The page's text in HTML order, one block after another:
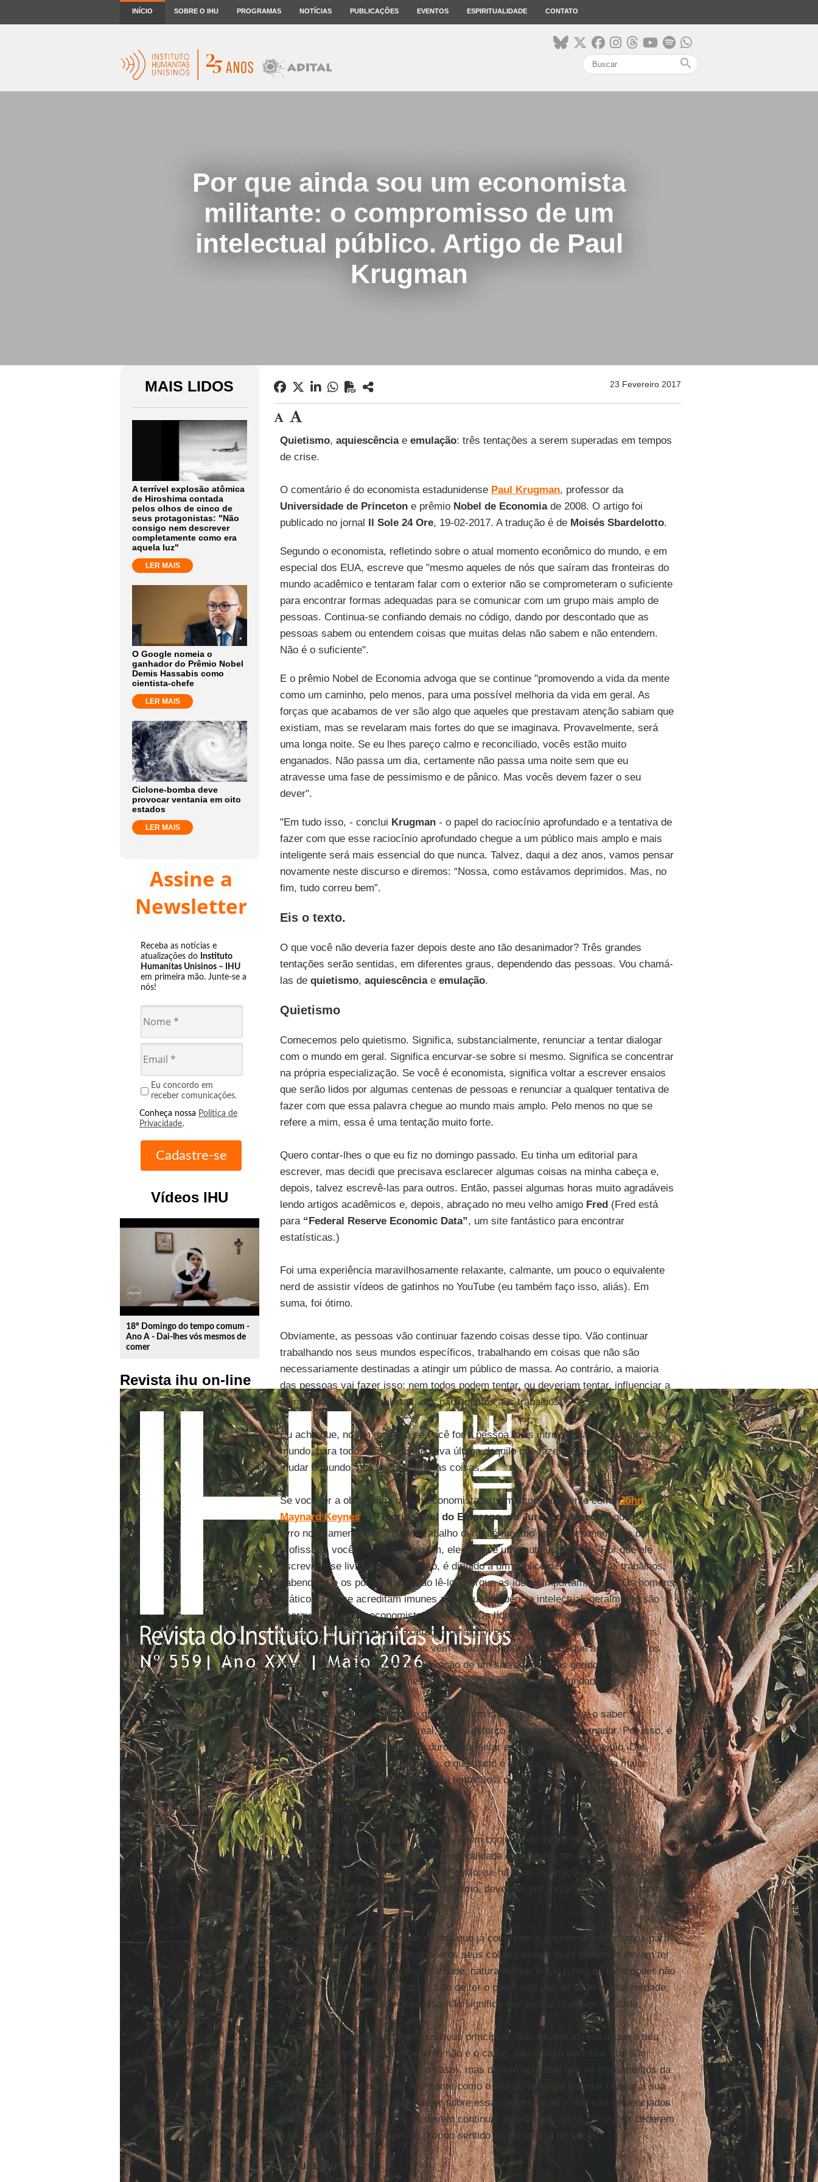
INÍCIO SOBRE O IHU PROGRAMAS NOTÍCIAS PUBLICAÇÕES EVENTOS ESPIRITUALIDADE CONTATO
search
Por que ainda sou um economista
militante: o compromisso de um
intelectual público. Artigo de Paul
Krugman
MAIS LIDOS
A terrível explosão atômica
de Hiroshima contada
pelos olhos de cinco de
seus protagonistas: "Não
consigo nem descrever
completamente como era
aquela luz"
LER MAIS
O Google nomeia o
ganhador do Prêmio Nobel
Demis Hassabis como
cientista-chefe
LER MAIS
Ciclone-bomba deve
provocar ventania em oito
estados
LER MAIS
Assine a
Newsletter
Receba as notícias e
atualizações do Instituto
Humanitas Unisinos – IHU
em primeira mão. Junte-se a
nós!
Eu concordo em
receber comunicações.
Conheça nossa Política de
Privacidade.
Vídeos IHU
play_circle_outline
18º Domingo do tempo comum -
Ano A - Dai-lhes vós mesmos de
comer
Revista ihu on-line
23 Fevereiro 2017
Quietismo, aquiescênciae emulação: três tentações a serem superadas em tempos
de crise.
O comentário é do economista estadunidense Paul Krugman, professor da
Universidade de Princetone prêmio Nobel de Economiade 2008. O artigo foi
publicado no jornal Il Sole 24 Ore, 19-02-2017. A tradução é de Moisés Sbardelotto.
Segundo o economista, refletindo sobre o atual momento econômico do mundo, e em
especial dos EUA, escreve que "mesmo aqueles de nós que saíram das fronteiras do
mundo acadêmico e tentaram falar com o exterior não se comprometeram o suficiente
para encontrar formas adequadas para se comunicar com um grupo mais amplo de
pessoas. Continua-se confiando demais no código, dando por descontado que as
pessoas sabem ou entendem coisas que muitas delas não sabem e não entendem.
Não é o suficiente".
E o prêmio Nobel de Economia advoga que se continue "promovendo a vida da mente
como um caminho, pelo menos, para uma possível melhoria da vida em geral. As
forças que acabamos de ver são algo que aqueles que prestavam atenção sabiam que
existiam, mas se revelaram mais fortes do que se imaginava. Provavelmente, será
uma longa noite. Se eu lhes pareço calmo e reconciliado, vocês estão muito
enganados. Não passa um dia, certamente não passa uma noite sem que eu
atravesse uma fase de pessimismo e de pânico. Mas vocês devem fazer o seu
dever".
"Em tudo isso, - conclui Krugman- o papel do raciocínio aprofundado e a tentativa de
fazer com que esse raciocínio aprofundado chegue a um público mais amplo e mais
inteligente será mais essencial do que nunca. Talvez, daqui a dez anos, vamos pensar
novamente neste discurso e diremos: “Nossa, como estávamos deprimidos. Mas, no
fim, tudo correu bem”.
Eis o texto.
O que você não deveria fazer depois deste ano tão desanimador? Três grandes
tentações serão sentidas, em diferentes graus, dependendo das pessoas. Vou chamá-
las de quietismo, aquiescênciae emulação.
Quietismo
Comecemos pelo quietismo. Significa, substancialmente, renunciar a tentar dialogar
com o mundo em geral. Significa encurvar-se sobre si mesmo. Significa se concentrar
na própria especialização. Se você é economista, significa voltar a escrever ensaios
que serão lidos por algumas centenas de pessoas e renunciar a qualquer tentativa de
fazer com que essa palavra chegue ao mundo mais amplo. Pelo menos no que se
refere a mim, essa é uma tentação muito forte.
Quero contar-lhes o que eu fiz no domingo passado. Eu tinha um editorial para
escrever, mas decidi que precisava esclarecer algumas coisas na minha cabeça e,
depois, talvez escrevê-las para outros. Então, passei algumas horas muito agradáveis
lendo artigos acadêmicos e, depois, abraçado no meu velho amigo Fred(Fred está
para “Federal Reserve Economic Data”, um site fantástico para encontrar
estatísticas.)
Foi uma experiência maravilhosamente relaxante, calmante, um pouco o equivalente
nerd de assistir vídeos de gatinhos no YouTube (eu também faço isso, aliás). Em
suma, foi ótimo.
Obviamente, as pessoas vão continuar fazendo coisas desse tipo. Vão continuar
trabalhando nos seus mundos específicos, trabalhando em coisas que não são
necessariamente destinadas a atingir um público de massa. Ao contrário, a maioria
das pessoas vai fazer isso: nem todos podem tentar, ou deveriam tentar, influenciar a
opinião dos não especialistas, dos não adeptos aos trabalhos.
Eu acho que, no fim, mesmo se você for a pessoa mais introvertida e acadêmica do
mundo, para todos nós, a justificativa última daquilo que fazemos é fazer algo que vai
mudar o mundo, que vai melhorar as coisas.
Se você ler a obra-prima de um economista extremamente influente comoJohn
Maynard Keynes, a“Teoria Geral do Emprego, do Juro e da Moeda”, que é um
livro notoriamente difícil (é um trabalho duro até mesmo para os economistas de
profissão), você vai ver que, no fim, ele fornece uma autojustificação. Por que ele
escreve esse livro que, com efeito, é dirigido a um público de adeptos aos trabalhos,
sabendo que os políticos não vão lê-lo? Porque as ideias importam, dizia. “Os homens
práticos, que se acreditam imunes a qualquer influência intelectual, geralmente são
escravos de algum economista já falecido. Os líderes loucos, que ouvem vozes
vindas do ar, destilam sua exaltação de algum escrevinhador acadêmico de alguns
anos atrás.” Em suma, as ideias vêm e vão pelo mundo. Mas o que acontece se os
líderes loucos destilam a sua exaltação de um site de mentiras gerido por São
Petersburgo? Qual o papel, nesse caso, para o raciocínio aprofundado?
Bem, a menos que se acredite que existe um canal que permite que o saber
acadêmico penetre no mundo real, todo o esforço é bastante desanimador. Por isso, é
o caso de continuar trabalhando duro para tentar estabelecer essa conexão. Das
várias coisas que eu estou falando, o quietismo é a tentação que exerce a maior
atração em mim: mas também é uma tentação à qual eu não quero ceder.
Aquiescência
Vocês já estão vendo, não é mesmo? Se um conjunto de ideias têm sucesso
politicamente, isso significa que alguma validade elas devem ter. Há alguns
intelectuais que são centristas de profissão: se há duas inclinações, a verdade deve
estar sempre no meio; e, se há extremismo, deve ser, por força, igualmente extremo,
independentemente do contexto.
Vocês certamente estão vendo muitos que já começam a encontrar subterfúgios para
defender que o presidente [Trump] e os seus colaboradores mais próximos devem ter
alguma razão. O problema dessa atitude, naturalmente, é que o fato de ter o poder não
torna certo aquilo que você diz, o fato de ter o poder não decide onde está a verdade.
Só porque algo funcionou bem, isso não significa que possui qualquer validade.
Vocês devem aferrar com força os seus princípios. Não devem acreditar que o seu
lado está sempre certo (certamente não é o caso), não devem acreditar que são
infalíveis (absolutamente não é o caso), mas devem acreditar que os instrumentos da
razão – tentar compreender realmente como o mundo funciona e tentar basear a sua
visão de como o mundo deveria ser sobre essa compreensão – não são influenciados
pelos destinos políticos. Vocês devem continuar acreditando nisso. Se vocês cederem
a essa tentação, renunciem ao próprio sentido da existência de vocês.
Emulação